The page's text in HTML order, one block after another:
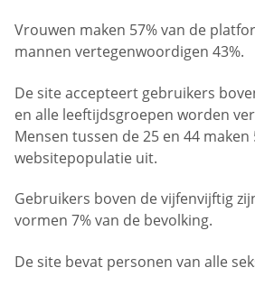
Vrouwen maken 57% van de
mannen vertegenwoordigen 43%.
De site accepteert gebruikers
en alle leeftijdsgroepen worden
Mensen tussen de 25 en 44 maken
websitepopulatie uit.
Gebruikers boven de vijfenvijftig
vormen 7% van de bevolking.
De site bevat personen van alle